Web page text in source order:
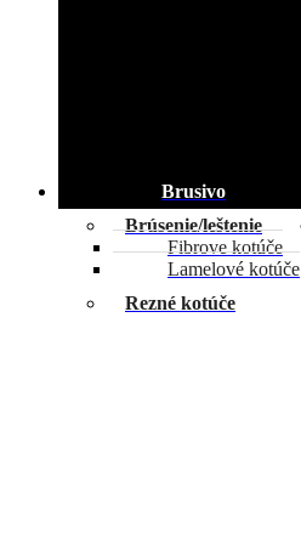
Brusivo
Brúsenie/leštenie
Fibrove kotúče
Lamelové kotúče
Rezné kotúče